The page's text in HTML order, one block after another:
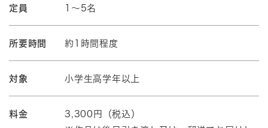
定員 1～5名
所要時間 約1時間程度
対象 小学生高学年以上
料金
3,300円（税込）